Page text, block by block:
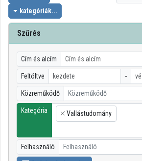
FŐVÁROS
LEVÉLTÁRA
Intézményi kezdőlap
Bejelentkezés
Intézményi felfedezés
Kategóriák
Intézményi listák
Intézmények
kategóriák...
Szűrés
Cím és alcím
Feltöltve -
Közreműködő Közreműködő
Kategória
×
Vallástudomány
Felhasználó Felhasználó